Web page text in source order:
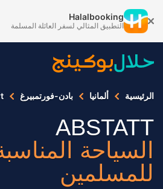
Halalbooking
التطبيق المثالي لسفر العائلة المسلمة
الرئيسية ألمانيا بادن-فورتمبيرغ
ABSTATT
السياحة
للمسلمين